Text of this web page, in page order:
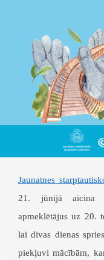
Jaunatnes
21. jūnijā aicina
apmeklētājus uz 20.
lai divas dienas
piekļuvi mācībām,